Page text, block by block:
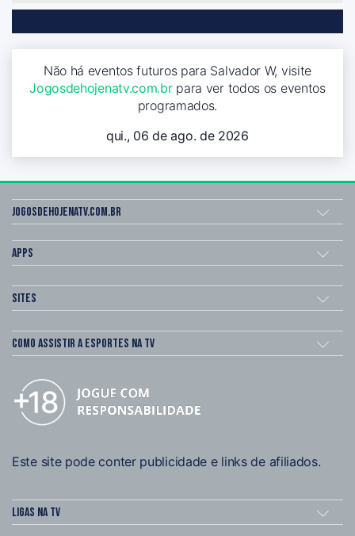
Não há eventos futuros para Salvador W, visite
Jogosdehojenatv.com.brpara ver todos os eventos
programados.
qui., 06 de ago. de 2026
Jogosdehojenatv.com.br
Apps
Sites
Como assistir a esportes na TV
Este site pode conter publicidade e links de afiliados.
Ligas na TV